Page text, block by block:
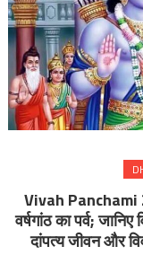
Vivah Panchami
वर्षगांठ का पर्व;
दांपत्य जीवन और